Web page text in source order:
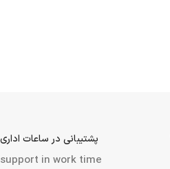
پشتیبانی در ساعات اداری
support in work time